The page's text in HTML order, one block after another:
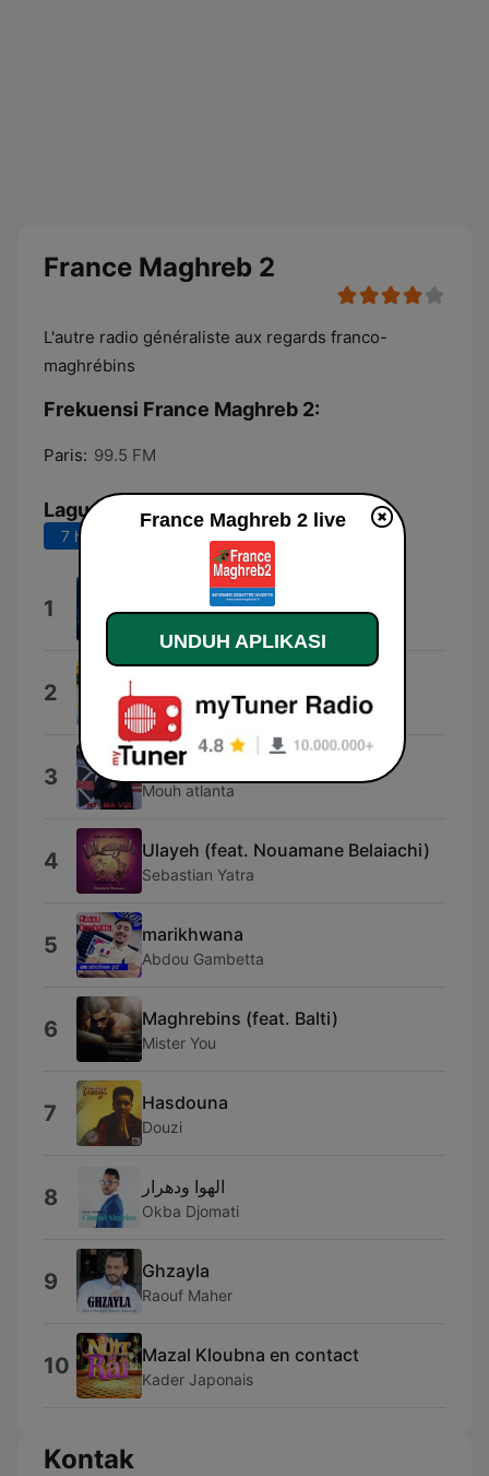
France Maghreb 2
L'autre radio généraliste aux regards franco-
maghrébins
Frekuensi France Maghreb 2:
Paris: 99.5 FM
Lagu Teratas
7 hari terakhir 30 hari terakhir
1 Rani Dareb Achka
2 Chaba Zizi
3 Milano Milano
Mouh atlanta
4 Ulayeh (feat. Nouamane Belaiachi)
Sebastian Yatra
5 marikhwana
Abdou Gambetta
6 Maghrebins (feat. Balti)
Mister You
7 Hasdouna
Douzi
8 الهوا ودهرار
Okba Djomati
9 Ghzayla
Raouf Maher
10 Mazal Kloubna en contact
Kader Japonais
Kontak
France Maghreb 2 live
UNDUH APLIKASI